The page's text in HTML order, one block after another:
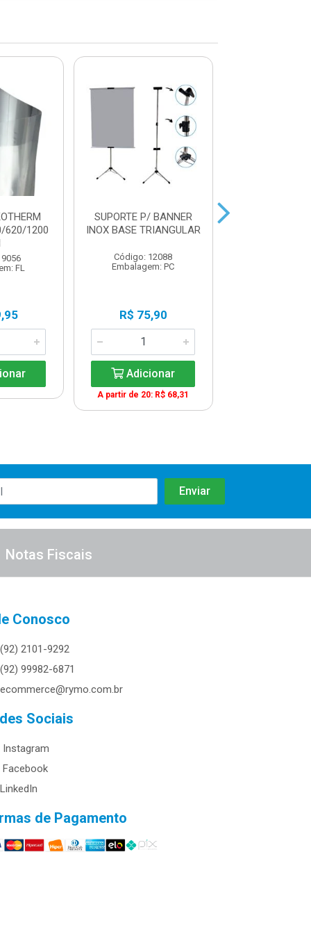
620/1200
FL
SUPORTE P/ BANNER
INOX BASE TRIANGULAR
Código: 12088
Embalagem: PC
R$ 75,90
Adicionar
A partir de 20: R$ 68,31
Notas Fiscais
Conosco
(92) 2101-9292
(92) 99982-6871
ecommerce@rymo.com.br
Sociais
Instagram
Facebook
LinkedIn
de Pagamento